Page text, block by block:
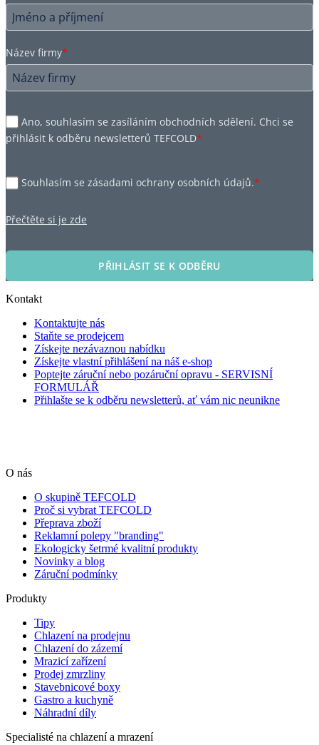
Název firmy*
Ano, souhlasím se zasíláním obchodních sdělení. Chci se
přihlásit k odběru newsletterů TEFCOLD*
Souhlasím se zásadami ochrany osobních údajů.*
Přečtěte si je zde
PŘIHLÁSIT SE K ODBĚRU
Kontakt
Kontaktujte nás
Staňte se prodejcem
Získejte nezávaznou nabídku
Získejte vlastní přihlášení na náš e-shop
Poptejte záruční nebo pozáruční opravu - SERVISNÍ
FORMULÁŘ
Přihlašte se k odběru newsletterů, ať vám nic neunikne
O nás
O skupině TEFCOLD
Proč si vybrat TEFCOLD
Přeprava zboží
Reklamní polepy "branding"
Ekologicky šetrmé kvalitní produkty
Novinky a blog
Záruční podmínky
Produkty
Tipy
Chlazení na prodejnu
Chlazení do zázemí
Mrazicí zařízení
Prodej zmrzliny
Stavebnicové boxy
Gastro a kuchyně
Náhradní díly
Specialisté na chlazení a mrazení